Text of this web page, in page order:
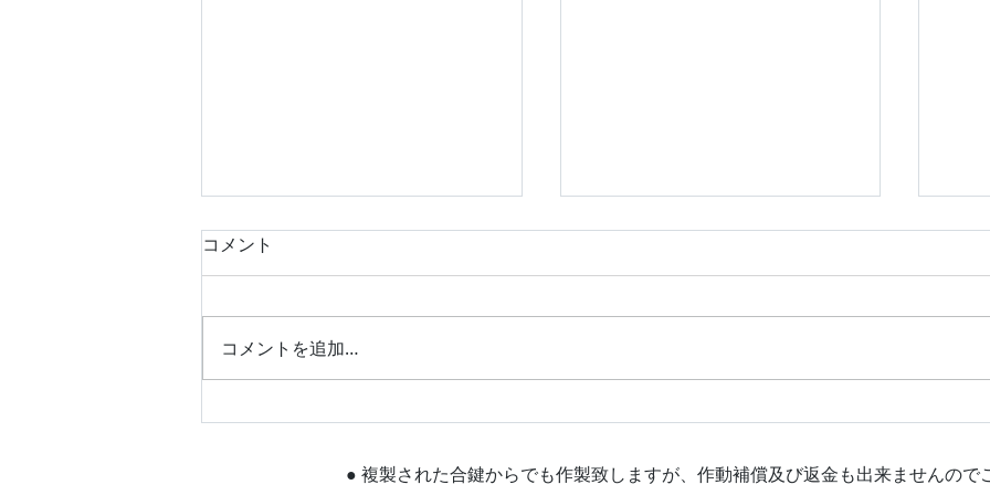
平成25年式 スズキ エブリ
令和８年 ダイハツ コペ
新
コメント
コメントを追加…
● 複製された合鍵からでも作製致しますが、作動補償及び返金も出来ませんので